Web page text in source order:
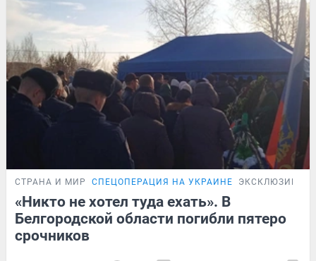
СТРАНА И МИР СПЕЦОПЕРАЦИЯ НА УКРАИНЕ ЭКСКЛЮЗИВ
«Никто не хотел туда ехать». В
Белгородской области погибли пятеро
срочников